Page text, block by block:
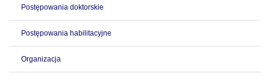
Postępowania doktorskie
Postępowania habilitacyjne
Organizacja